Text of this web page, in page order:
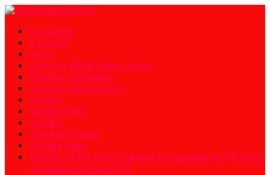
Disclaimer
e-paper2
home
Jokowi’s White Paper Launch
Pedoman Kebijakan
Pedoman Media Siber
Redaksi
Sample Page
sentana
Sentana E-Paper
Tentang Kami
Tumbuh 74,6%, NCKL Bukukan Pendapatan Rp 4,8 Triliun
di Kuartal Pertama 2023